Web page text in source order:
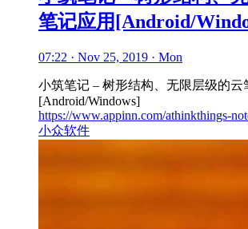
笔记应用[Android/
07:22 · Nov 25, 2019 · Mon
小筑笔记 – 树形结构、无限层级的云
[Android/Windows]
https://www.appinn.com/athinkthings-
小众软件